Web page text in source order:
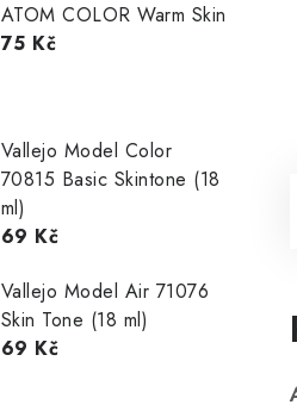
ATOM COLOR Warm Skin
75 Kč
Vallejo Model Color
70815 Basic Skintone (18
ml)
69 Kč
Vallejo Model Air 71076
Skin Tone (18 ml)
69 Kč